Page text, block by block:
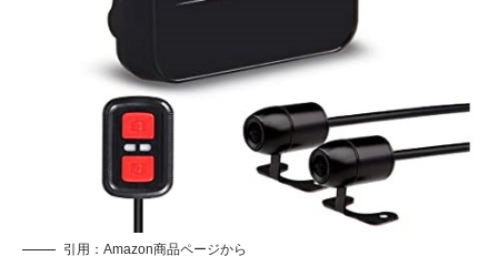
引用： Amazon商品ページから